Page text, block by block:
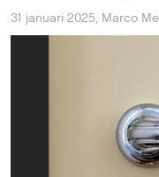
31 januari 2025, Marco